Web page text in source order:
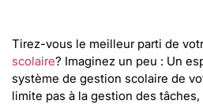
Tirez-vous le meilleur parti de
scolaire? Imaginez un peu : Un
système de gestion scolaire de
limite pas à la gestion des